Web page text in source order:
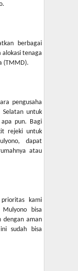
berbagai
tenaga
(TMMD).
pengusaha
untuk
pun. Bagi
rejeki untuk
dapat
atau
kami
bisa
dengan aman
sudah bisa